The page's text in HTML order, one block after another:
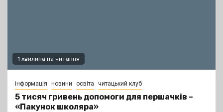
1 хвилина на читання
інформація новини освіта читацький клуб
5 тисяч гривень допомоги для першачків –
«Пакунок школяра»